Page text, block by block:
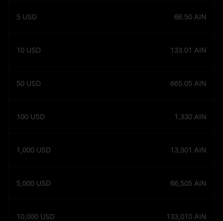
5 USD 66.50 AIN
10 USD 133.01 AIN
50 USD 665.05 AIN
100 USD 1,330 AIN
1,000 USD 13,301 AIN
5,000 USD 66,505 AIN
10,000 USD 133,010 AIN